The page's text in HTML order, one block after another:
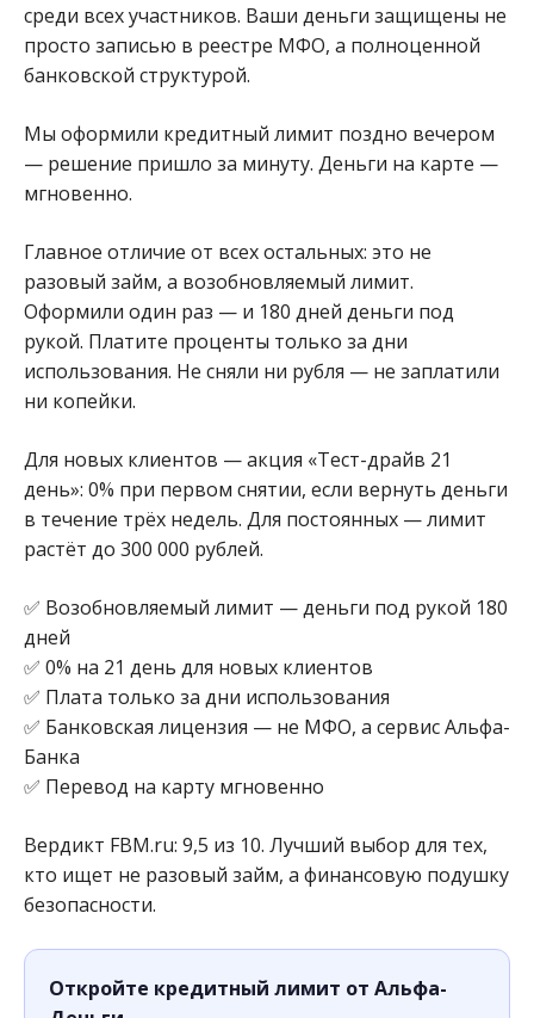
среди всех участников. Ваши деньги защищены не
просто записью в реестре МФО, а полноценной
банковской структурой.
Мы оформили кредитный лимит поздно вечером
— решение пришло за минуту. Деньги на карте —
мгновенно.
Главное отличие от всех остальных: это не
разовый займ, а возобновляемый лимит.
Оформили один раз — и 180 дней деньги под
рукой. Платите проценты только за дни
использования. Не сняли ни рубля — не заплатили
ни копейки.
Для новых клиентов — акция «Тест-драйв 21
день»: 0% при первом снятии, если вернуть деньги
в течение трёх недель. Для постоянных — лимит
растёт до 300 000 рублей.
✅ Возобновляемый лимит — деньги под рукой 180
дней
✅ 0% на 21 день для новых клиентов
✅ Плата только за дни использования
✅ Банковская лицензия — не МФО, а сервис Альфа-
Банка
✅ Перевод на карту мгновенно
Вердикт FBM.ru: 9,5 из 10. Лучший выбор для тех,
кто ищет не разовый займ, а финансовую подушку
безопасности.
Откройте кредитный лимит от Альфа-